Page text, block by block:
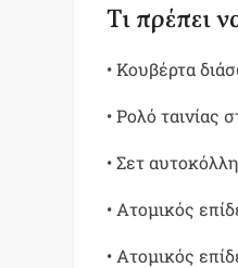
Τι πρέπει
• Κουβέρτα
• Ρολό ταινίας
• Σετ
• Ατομικός
• Ατομικός